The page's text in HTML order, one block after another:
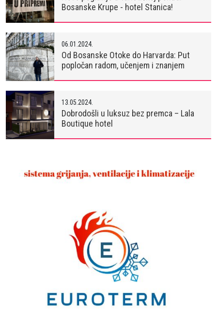
Bosanske Krupe - hotel Stanica!
06.01.2024.
Od Bosanske Otoke do Harvarda: Put
popločan radom, učenjem i znanjem
13.05.2024.
Dobrodošli u luksuz bez premca – Lala
Boutique hotel